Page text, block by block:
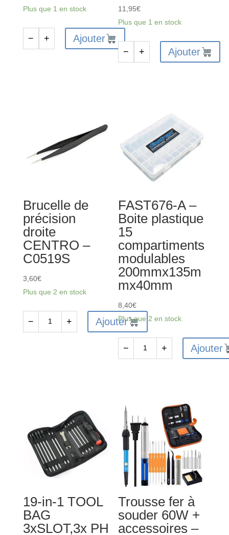
Plus que 1 en stock
− + Ajouter
11,95€
Plus que 1 en stock
bobine
de
100g
48514
− + Ajouter
Brucelle de
précision
droite
CENTRO –
C0519S
3,60€
Plus que 2 en stock
C0519S
− + Ajouter
FAST676-A –
Boite plastique
15
compartiments
modulables
200mmx135m
mx40mm
8,40€
Plus que 2 en stock
Boite
plastique
15
compartiments
modulables
200mmx135mmx40mm
− + Ajouter
19-in-1 TOOL
BAG
3xSLOT,3x PH
Trousse fer à
souder 60W +
accessoires –